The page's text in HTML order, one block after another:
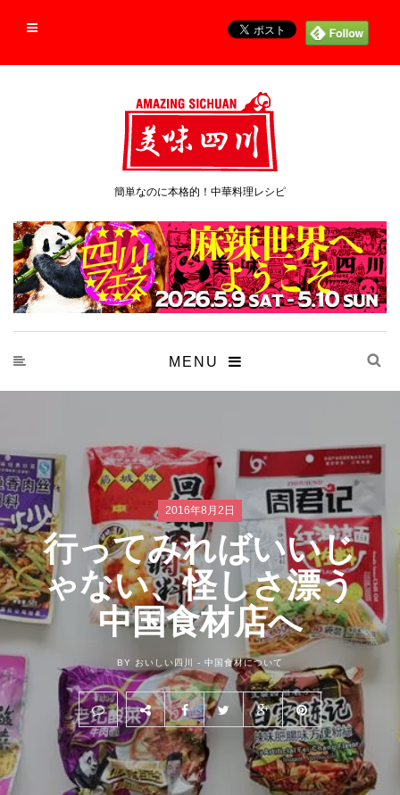
簡単なのに本格的！中華料理レシピ
MENU
2016年8月2日
行ってみればいいじ
ゃない、怪しさ漂う
中国食材店へ
BY おいしい四川 - 中国食材について